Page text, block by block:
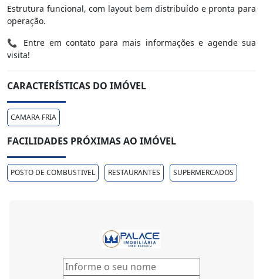
Estrutura funcional, com layout bem distribuído e pronta para
operação.
📞 Entre em contato para mais informações e agende sua
visita!
CARACTERÍSTICAS DO IMÓVEL
CAMARA FRIA
FACILIDADES PRÓXIMAS AO IMÓVEL
POSTO DE COMBUSTIVEL RESTAURANTES SUPERMERCADOS